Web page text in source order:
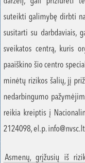
suteikti galimybę dirbti
susitarti su darbdaviais,
sveikatos centrą, kuris
paaiškino šio centro
minėtų rizikos šalių, jį
nedarbingumo
reikia kreiptis į
2124098, el.p.
Asmenų, grįžusių iš